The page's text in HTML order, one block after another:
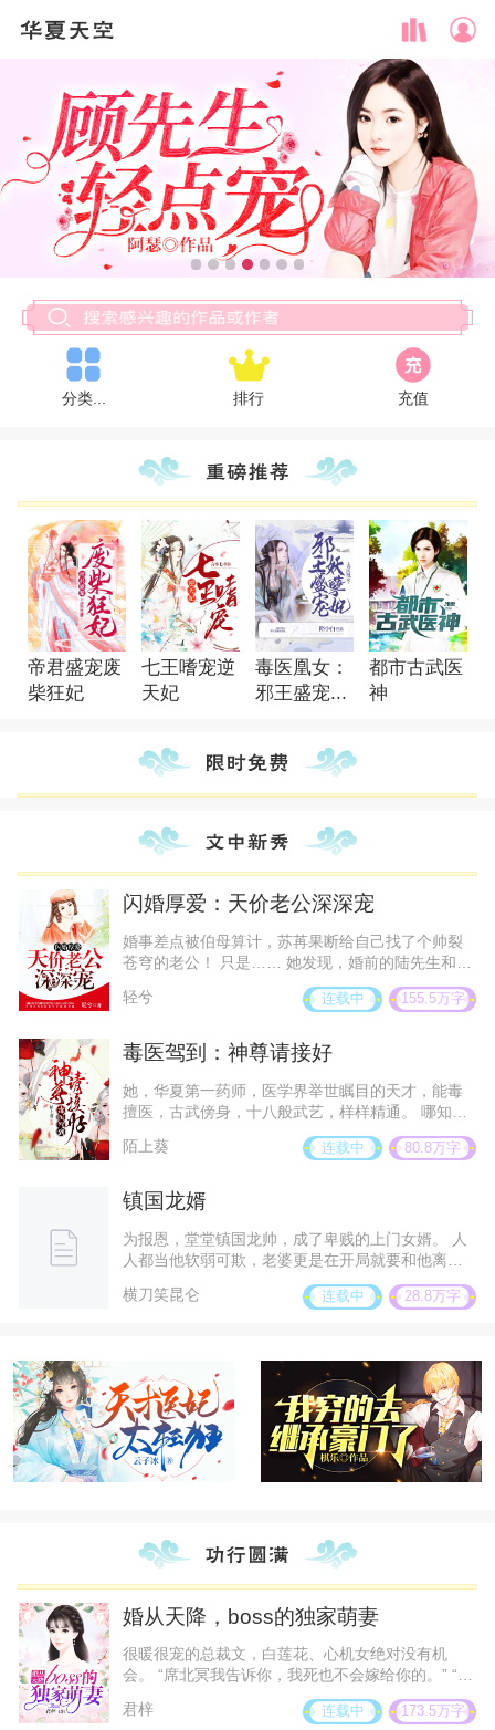
分类... 排行 充值
帝君盛宠废
柴狂妃
七王嗜宠逆
天妃
毒医凰女：
邪王盛宠...
都市古武医
神
闪婚厚爱：天价老公深深宠
婚事差点被伯母算计，苏苒果断给自己找了个帅裂
苍穹的老公！ 只是…… 她发现，婚前的陆先生和婚
后的陆先生，区别有点大！ 婚前是个清冷矜贵的男
神，至于婚后……苏苒觉得自己的腰受不了了！ 她
都道身处权势顶端的陆时深宠苏苒，甚至连命都可
以豁出去，只有陆时知道，这是他应该做的！
轻兮 连载中 155.5万字
毒医驾到：神尊请接好
她，华夏第一药师，医学界举世瞩目的天才，能毒
擅医，古武傍身，十八般武艺，样样精通。 哪知睡
个美容觉醒来就穿越了！！ 废柴？丑女？ 此等标签
怎么会在绝世天才叶容倾身上呢？撕掉！ 还有渣滓
一个杀一个，来两个杀一双，来一群就一锅端了！
还有从天而降的神尊级别的高冷域主！ 君临寒：
呵，女人，你是我的了！ 叶容倾：哈，美男，快到
我碗里来！
陌上葵 连载中 80.8万字
镇国龙婿
为报恩，堂堂镇国龙帅，成了卑贱的上门女婿。 人
人都当他软弱可欺，老婆更是在开局就要和他离
婚…… 却没想到，离了婚的他，却转头找上了不受
待见的小姨子……
横刀笑昆仑 连载中 28.8万字
婚从天降，boss的独家萌妻
很暖很宠的总裁文，白莲花、心机女绝对没有机
会。 “席北冥我告诉你，我死也不会嫁给你的。” “就
介意我们早点领证，把你牢牢绑在我身边。”
君梓 连载中 173.5万字